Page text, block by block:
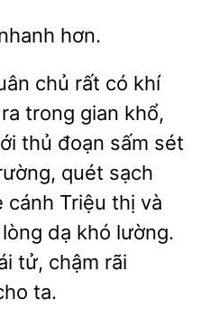
chủ rất có khí
trong gian khổ,
thủ đoạn sấm
quét sạch
cánh Triệu thị và
dạ khó lường.
tử, chậm rãi
ta.